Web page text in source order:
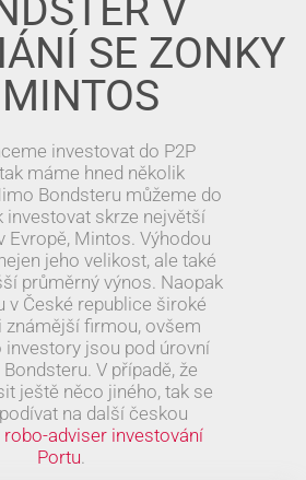
V
SE ZONKY
investovat do P2P
máme hned několik
Bondsteru můžeme do
investovat skrze největší
Evropě, Mintos. Výhodou
jeho velikost, ale také
průměrný výnos. Naopak
v České republice široké
známější firmou, ovšem
investory jsou pod úrovní
V případě, že
ještě něco jiného, tak se
na další českou
robo-adviser investování
Portu